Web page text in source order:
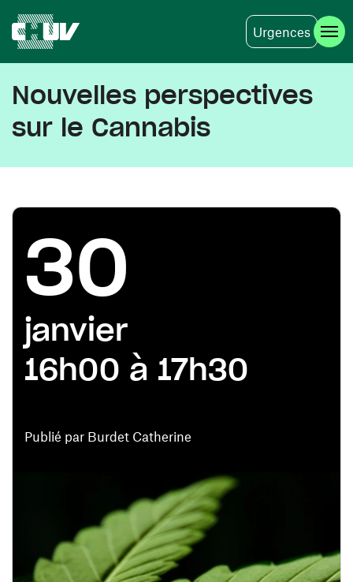
Urgences
Nouvelles perspectives
sur le Cannabis
Publié par Burdet Catherine
30
janvier
16h00 à 17h30